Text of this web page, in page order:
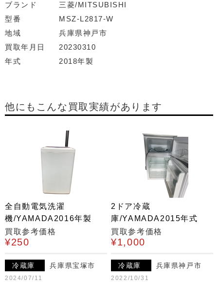
ブランド
三菱/MITSUBISHI
型番
MSZ-L2817-W
地域
兵庫県神戸市
買取年月日
20230310
年式
2018年製
他にもこんな買取実績があります
全自動電気洗濯
機/YAMADA2016年製
買取参考価格
¥250
冷蔵庫 兵庫県宝塚市
2024/07/11
2ドア冷蔵
庫/YAMADA2015年式
買取参考価格
¥1,000
冷蔵庫 兵庫県神戸市
2022/10/31